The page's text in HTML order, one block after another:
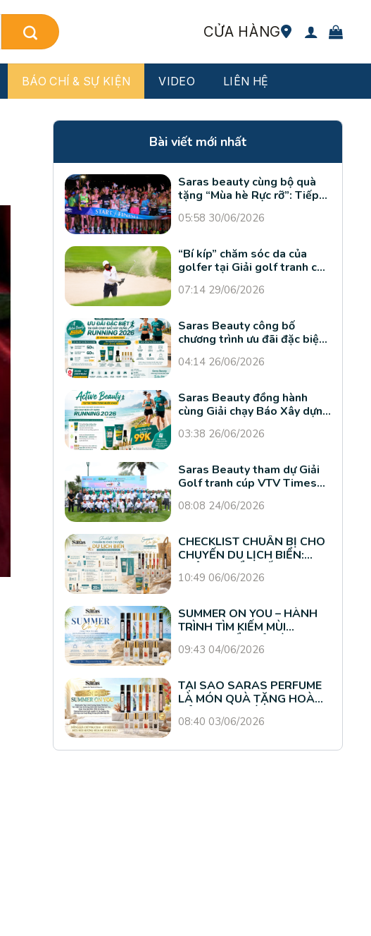
CỬA HÀNG
BÁO CHÍ & SỰ KIỆN VIDEO LIÊN HỆ
Bài viết mới nhất
Saras beauty cùng bộ quà
tặng “Mùa hè Rực rỡ”: Tiếp
05:58 30/06/2026
“Bí kíp” chăm sóc da của
golfer tại Giải golf tranh cúp
07:14 29/06/2026
Saras Beauty công bố
chương trình ưu đãi đặc biệt
Running 2026
04:14 26/06/2026
Saras Beauty đồng hành
cùng Giải chạy Báo Xây dựng
03:38 26/06/2026
Saras Beauty tham dự Giải
Golf tranh cúp VTV Times
08:08 24/06/2026
CHECKLIST CHUẨN BỊ CHO
CHUYẾN DU LỊCH BIỂN:
PERFUME
10:49 06/06/2026
SUMMER ON YOU – HÀNH
TRÌNH TÌM KIẾM MÙI
SARAS PERFUME
09:43 04/06/2026
TẠI SAO SARAS PERFUME
LÀ MÓN QUÀ TẶNG HOÀN
TRONG THÁNG 4 NÀY?
08:40 03/06/2026